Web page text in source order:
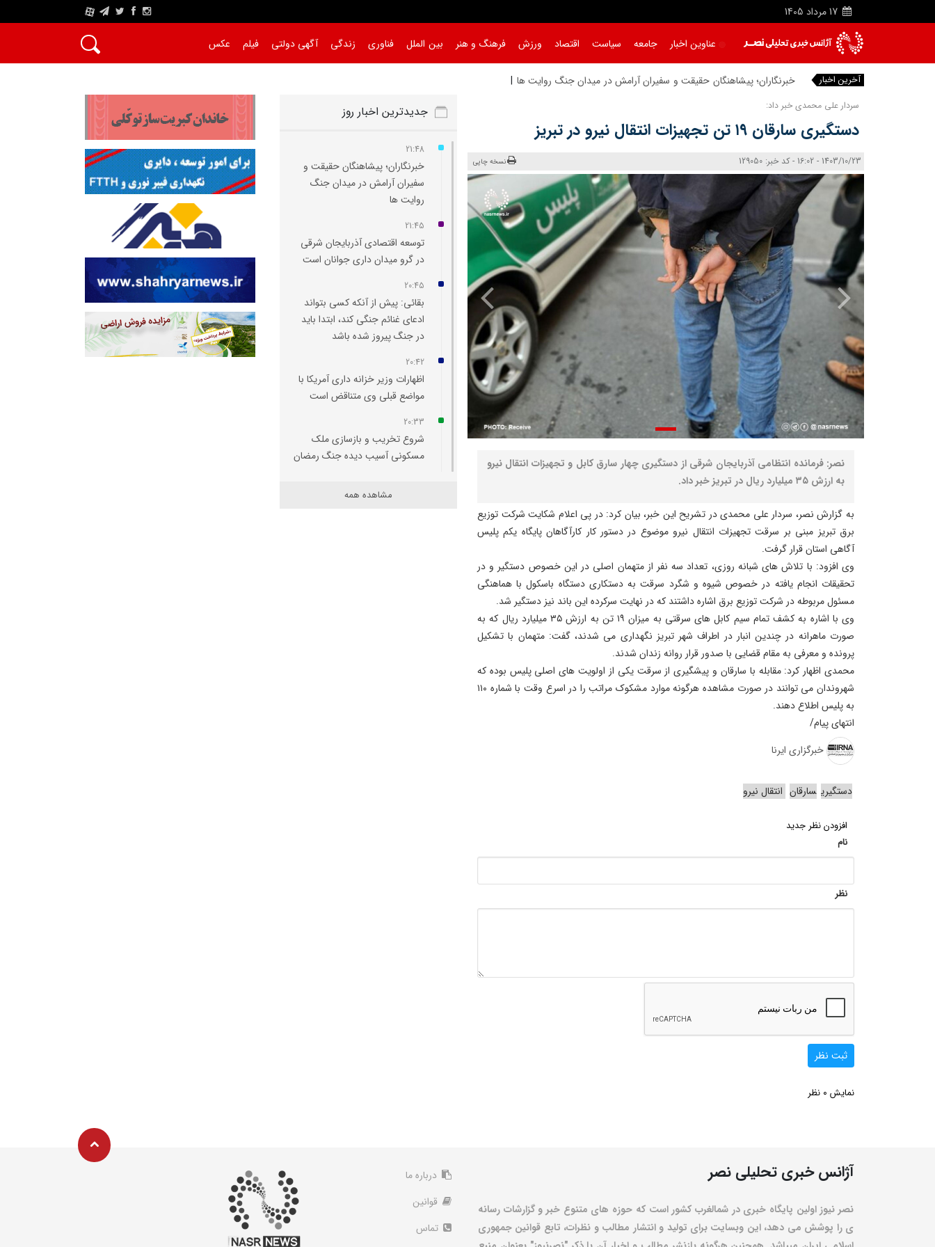
17 مرداد 1405
A
عناوین اخبار جامعه سیاست اقتصاد ورزش فرهنگ و هنر بین الملل فناوری زندگی آگهی دولتی فیلم عکس
آخرین اخبار خبرنگاران؛ پیشاهنگان حقیقت و سفیران آرامش در میدان جنگ روایت‌ ها
سردار علی محمدی خبر داد:
دستگیری سارقان ۱۹ تن تجهیزات انتقال نیرو در تبریز
1403/10/23 - 16:02 - کد خبر: 129050 نسخه چاپی
نصر: فرمانده انتظامی آذربایجان شرقی از دستگیری چهار سارق کابل و تجهیزات انتقال نیرو
به ارزش ۳۵ میلیارد ریال در تبریز خبر داد.
به گزارش نصر، سردار علی محمدی در تشریح این خبر، بیان کرد: در پی اعلام شکایت شرکت توزیع
برق تبریز مبنی بر سرقت تجهیزات انتقال نیرو موضوع در دستور کار کارآگاهان پایگاه یکم پلیس
آگاهی استان قرار گرفت.
وی افزود: با تلاش های شبانه روزی، تعداد سه نفر از متهمان اصلی در این خصوص دستگیر و در
تحقیقات انجام یافته در خصوص شیوه و شگرد سرقت به دستکاری دستگاه باسکول با هماهنگی
مسئول مربوطه در شرکت توزیع برق اشاره داشتند که در نهایت سرکرده این باند نیز دستگیر شد.
وی با اشاره به کشف تمام سیم کابل های سرقتی به میزان ۱۹ تن به ارزش ۳۵ میلیارد ریال که به
صورت ماهرانه در چندین انبار در اطراف شهر تبریز نگهداری می شدند، گفت: متهمان با تشکیل
پرونده و معرفی به مقام قضایی با صدور قرار روانه زندان شدند.
محمدی اظهار کرد: مقابله با سارقان و پیشگیری از سرقت یکی از اولویت های اصلی پلیس بوده که
شهروندان می توانند در صورت مشاهده هرگونه موارد مشکوک مراتب را در اسرع وقت با شماره ۱۱۰
به پلیس اطلاع دهند.
انتهای پیام/
خبرگزاری ایرنا
دستگیری سارقان انتقال نیرو
افزودن نظر جدید
نام
نظر
ثبت نظر
نمایش 0 نظر
جدیدترین اخبار روز
21:48
خبرنگاران؛ پیشاهنگان حقیقت و
سفیران آرامش در میدان جنگ
روایت‌ ها
21:45
توسعه اقتصادی آذربایجان شرقی
در گرو میدان‌ داری جوانان است
20:45
بقائی: پیش از آنکه کسی بتواند
ادعای غنائم جنگی کند، ابتدا باید
در جنگ پیروز شده باشد
20:42
اظهارات وزیر خزانه‌ داری آمریکا با
مواضع قبلی وی متناقض است
20:33
شروع تخریب و بازسازی ملک
مسکونی آسیب‌ دیده جنگ رمضان
اتفاقی بی سابقه در تخصیص
مشاهده همه
آژانس خبری تحلیلی نصر
نصر نیوز اولین پایگاه خبری در شمالغرب کشور است که حوزه های متنوع خبر و گزارشات رسانه
ی را پوشش می دهد، این وبسایت برای تولید و انتشار مطالب و نظرات، تابع قوانین جمهوری
درباره ما
قوانین
تماس